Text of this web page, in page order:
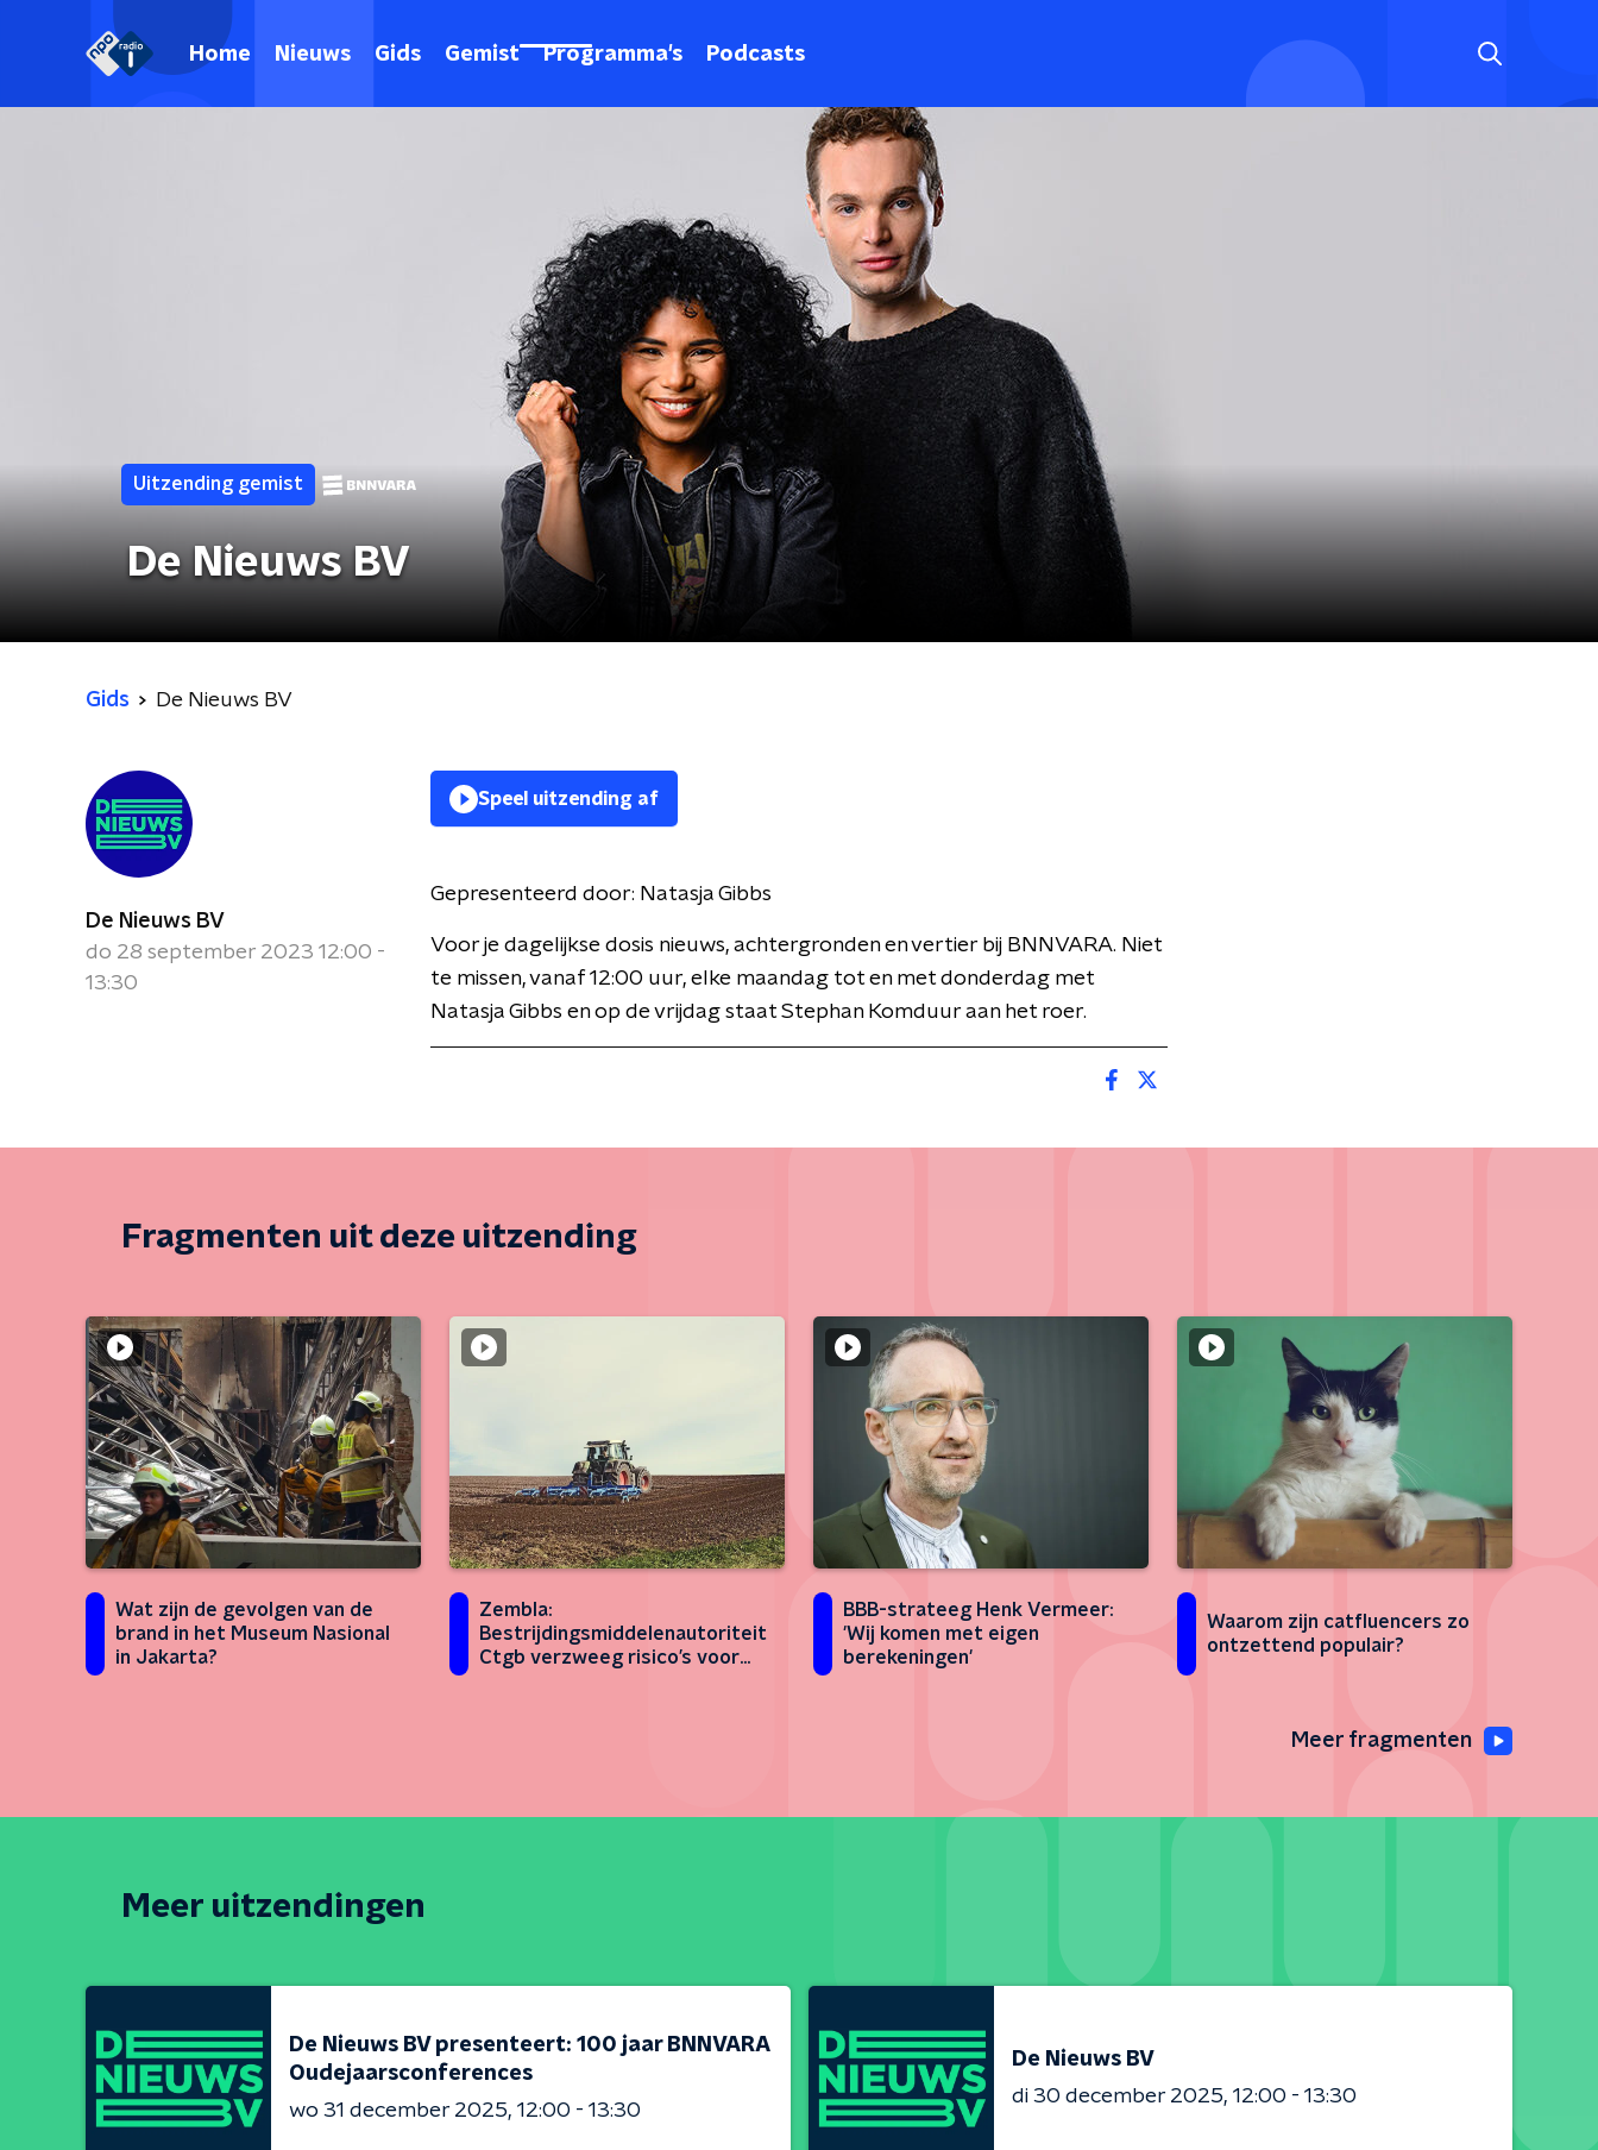
Home Nieuws Gids Gemist Programma's Podcasts
Uitzending gemist
De Nieuws BV
Gids De Nieuws BV
De Nieuws BV
do 28 september 2023 12:00 -
13:30
Speel uitzending af
Gepresenteerd door: Natasja Gibbs
Voor je dagelijkse dosis nieuws, achtergronden en vertier bij BNNVARA. Niet
te missen, vanaf 12:00 uur, elke maandag tot en met donderdag met
Natasja Gibbs en op de vrijdag staat Stephan Komduur aan het roer.
Fragmenten uit deze uitzending
Wat zijn de gevolgen van de
brand in het Museum Nasional
in Jakarta?
Zembla:
Bestrijdingsmiddelenautoriteit
Ctgb verzweeg risico’s voor
BBB-strateeg Henk Vermeer:
'Wij komen met eigen
berekeningen'
Waarom zijn catfluencers zo
ontzettend populair?
Meer fragmenten
Meer uitzendingen
De Nieuws BV presenteert: 100 jaar BNNVARA
Oudejaarsconferences
wo 31 december 2025 12:00 - 13:30
De Nieuws BV
di 30 december 2025 12:00 - 13:30